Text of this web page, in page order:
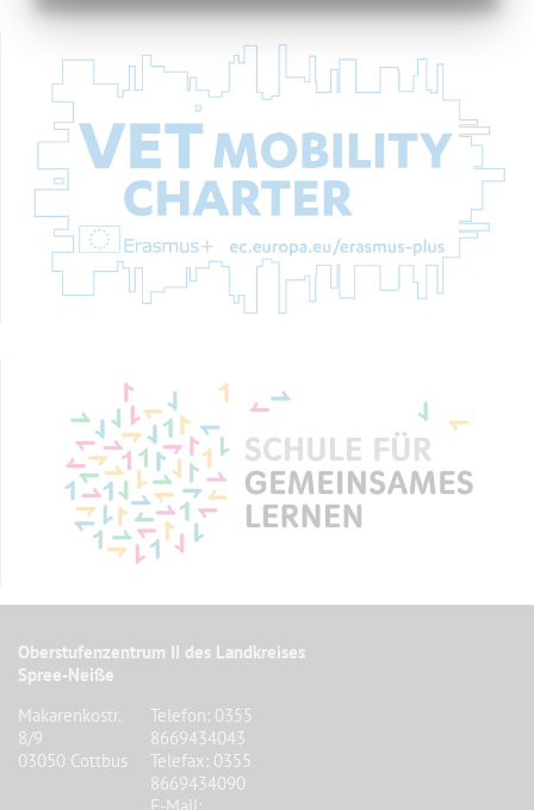
Oberstufenzentrum II des Landkreises
Spree-Neiße
Makarenkostr.
8/9
03050 Cottbus
Telefon: 0355
8669434043
Telefax: 0355
8669434090